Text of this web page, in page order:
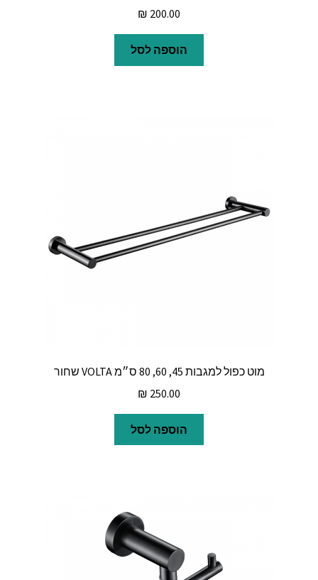
₪ 200.00
הוספה לסל
מוט כפול למגבות 45, 60, 80 ס״מ VOLTA שחור
₪ 250.00
הוספה לסל